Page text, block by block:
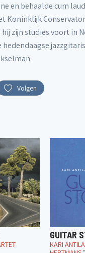
en behaalde cum
Koninklijk
zijn studies voort in
Volgen
GUITAR
KARI